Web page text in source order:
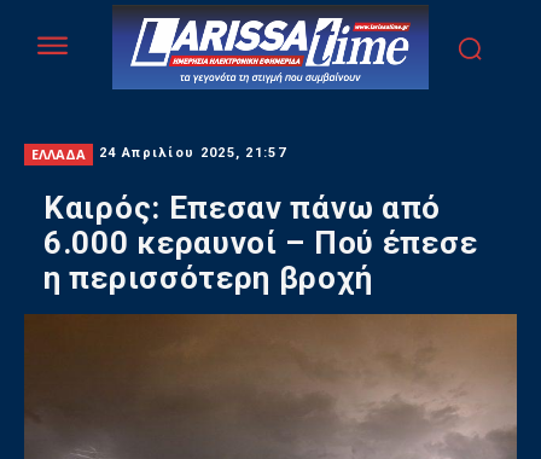
ΕΛΛΑΔΑ 24 Απριλίου 2025, 21:57
Καιρός: Επεσαν πάνω από
6.000 κεραυνοί – Πού έπεσε
η περισσότερη βροχή